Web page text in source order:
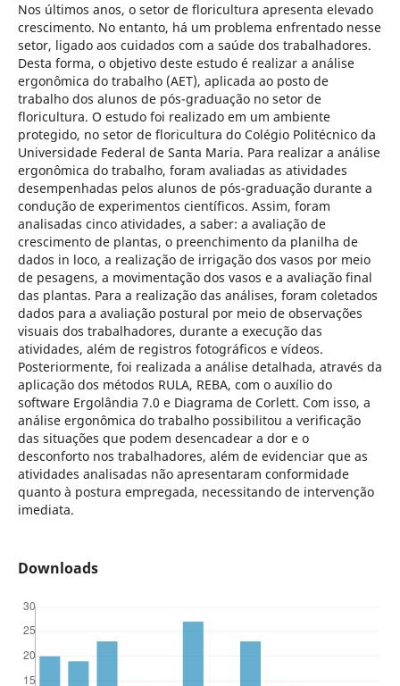
Nos últimos anos, o setor de floricultura apresenta elevado
crescimento. No entanto, há um problema enfrentado nesse
setor, ligado aos cuidados com a saúde dos trabalhadores.
Desta forma, o objetivo deste estudo é realizar a análise
ergonômica do trabalho (AET), aplicada ao posto de
trabalho dos alunos de pós-graduação no setor de
floricultura. O estudo foi realizado em um ambiente
protegido, no setor de floricultura do Colégio Politécnico da
Universidade Federal de Santa Maria. Para realizar a análise
ergonômica do trabalho, foram avaliadas as atividades
desempenhadas pelos alunos de pós-graduação durante a
condução de experimentos científicos. Assim, foram
analisadas cinco atividades, a saber: a avaliação de
crescimento de plantas, o preenchimento da planilha de
dados in loco, a realização de irrigação dos vasos por meio
de pesagens, a movimentação dos vasos e a avaliação final
das plantas. Para a realização das análises, foram coletados
dados para a avaliação postural por meio de observações
visuais dos trabalhadores, durante a execução das
atividades, além de registros fotográficos e vídeos.
Posteriormente, foi realizada a análise detalhada, através da
aplicação dos métodos RULA, REBA, com o auxílio do
software Ergolândia 7.0 e Diagrama de Corlett. Com isso, a
análise ergonômica do trabalho possibilitou a verificação
das situações que podem desencadear a dor e o
desconforto nos trabalhadores, além de evidenciar que as
atividades analisadas não apresentaram conformidade
quanto à postura empregada, necessitando de intervenção
imediata.
Downloads